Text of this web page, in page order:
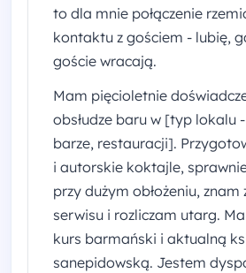
to dla mnie połączenie
kontaktu z gościem - lubię,
goście wracają.
Mam pięcioletnie
obsłudze baru w [typ lokalu
barze, restauracji].
i autorskie koktajle,
przy dużym obłożeniu, znam
serwisu i rozliczam utarg.
kurs barmański i aktualną
sanepidowską. Jestem